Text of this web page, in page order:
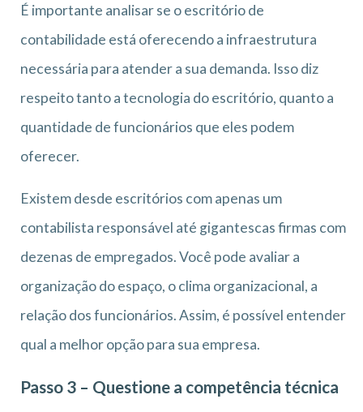
É importante analisar se o escritório de
contabilidade está oferecendo a infraestrutura
necessária para atender a sua demanda. Isso diz
respeito tanto a tecnologia do escritório, quanto a
quantidade de funcionários que eles podem
oferecer.
Existem desde escritórios com apenas um
contabilista responsável até gigantescas firmas com
dezenas de empregados. Você pode avaliar a
organização do espaço, o clima organizacional, a
relação dos funcionários. Assim, é possível entender
qual a melhor opção para sua empresa.
Passo 3 – Questione a competência técnica